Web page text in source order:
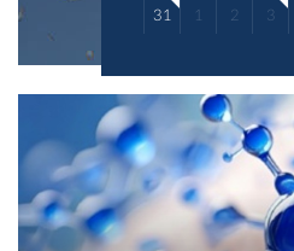
31 1 2 3